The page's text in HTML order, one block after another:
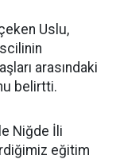
Uslu,
arasındaki
belirtti.
Niğde İli
eğitim